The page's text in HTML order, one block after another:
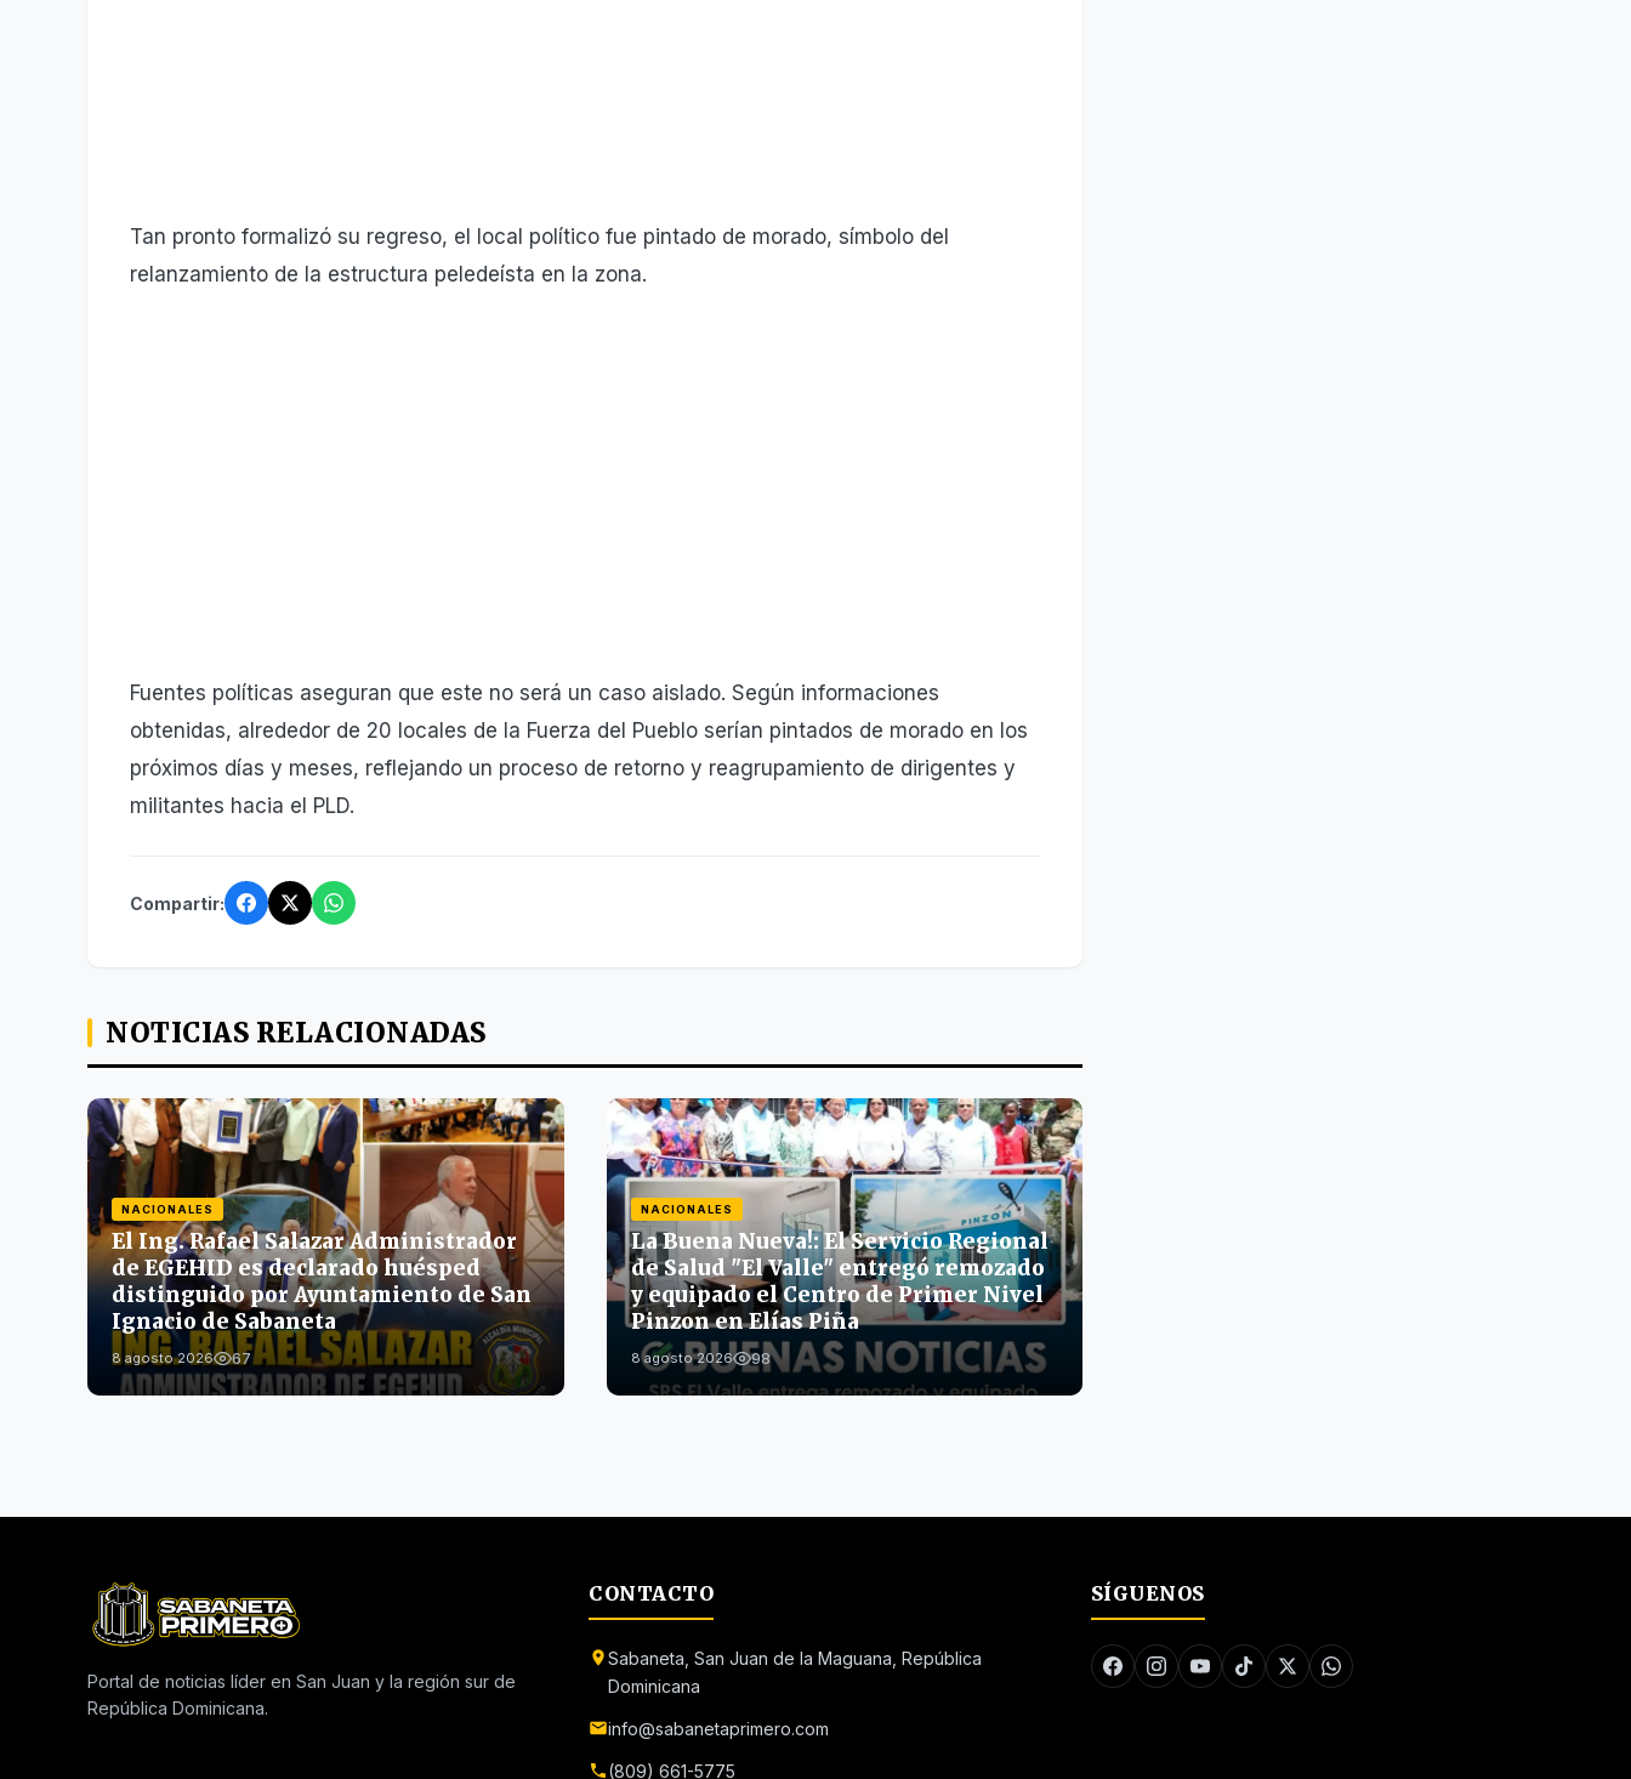
Tan pronto formalizó su regreso, el local político fue pintado de morado, símbolo del
relanzamiento de la estructura peledeísta en la zona.
Fuentes políticas aseguran que este no será un caso aislado. Según informaciones
obtenidas, alrededor de 20 locales de la Fuerza del Pueblo serían pintados de morado en los
próximos días y meses, reflejando un proceso de retorno y reagrupamiento de dirigentes y
militantes hacia el PLD.
Compartir:
NOTICIAS RELACIONADAS
NACIONALES
El Ing. Rafael Salazar Administrador
de EGEHID es declarado huésped
distinguido por Ayuntamiento de San
Ignacio de Sabaneta
8 agosto 2026 67
NACIONALES
La Buena Nueva!: El Servicio Regional
de Salud "El Valle" entregó remozado
y equipado el Centro de Primer Nivel
Pinzon en Elías Piña
8 agosto 2026 98
Portal de noticias líder en San Juan y la región sur de
República Dominicana.
CONTACTO
Sabaneta, San Juan de la Maguana, República
Dominicana
info@sabanetaprimero.com
(809) 661-5775
SÍGUENOS